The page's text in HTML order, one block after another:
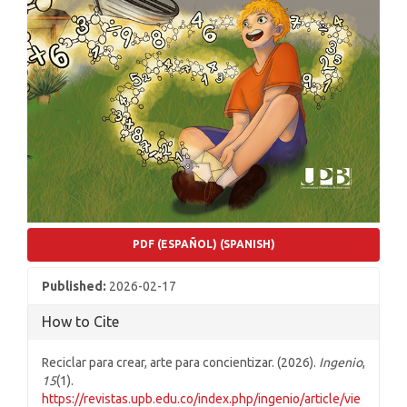
PDF (ESPAÑOL) (SPANISH)
Published: 2026-02-17
How to Cite
Reciclar para crear, arte para concientizar. (2026). Ingenio,
15(1).
https://revistas.upb.edu.co/index.php/ingenio/article/vie